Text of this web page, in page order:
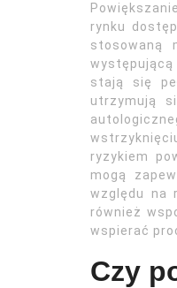
rynku
stosowaną
stają się
utrzymują
ryzykiem
mogą
względu na
również
wspierać
Czy